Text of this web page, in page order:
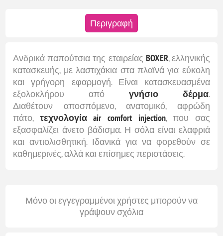
Περιγραφή
Ανδρικά παπούτσια της εταιρείας BOXER, ελληνικής
κατασκευής, με λαστιχάκια στα πλαϊνά για εύκολη
και γρήγορη εφαρμογή. Είναι κατασκευασμένα
εξολοκλήρου από γνήσιο δέρμα.
Διαθέτουν αποσπόμενο, ανατομικό, αφρώδη
πάτο, τεχνολογία air comfort injection, που σας
εξασφαλίζει άνετο βάδισμα. Η σόλα είναι ελαφριά
και αντιολισθητική. Ιδανικά για να φορεθούν σε
καθημερινές, αλλά και επίσημες περιστάσεις.
Μόνο οι εγγεγραμμένοι χρήστες μπορούν να
γράψουν σχόλια